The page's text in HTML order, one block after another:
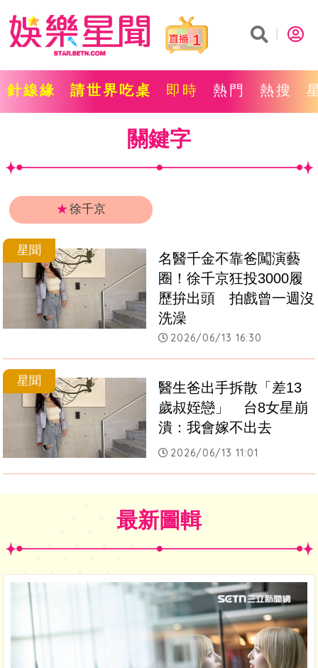
1
針線緣 請世界吃桌 即時 熱門 熱搜
關鍵字
★徐千京
星聞
名醫千金不靠爸闖演藝
圈！徐千京狂投3000履
歷拚出頭　拍戲曾一週沒
洗澡
2026/06/13 16:30
星聞
醫生爸出手拆散「差13
歲叔姪戀」　台8女星崩
潰：我會嫁不出去
2026/06/13 11:01
最新圖輯